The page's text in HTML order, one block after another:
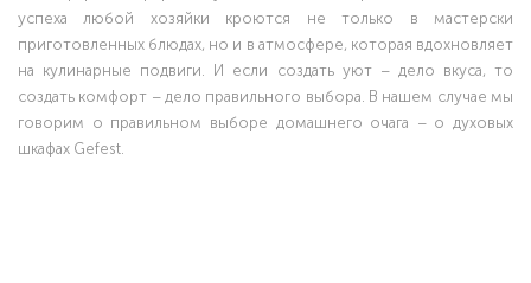
успеха любой хозяйки кроются не только в мастерски
приготовленных блюдах, но и в атмосфере, которая вдохновляет
на кулинарные подвиги. И если создать уют – дело вкуса, то
создать комфорт – дело правильного выбора. В нашем случае мы
говорим о правильном выборе домашнего очага – о духовых
шкафах Gefest.